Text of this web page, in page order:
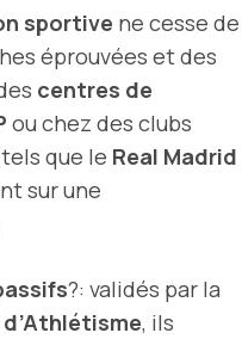
sportive ne cesse de
éprouvées et des
centres de
ou chez des clubs
que le Real Madrid
sur une
?: validés par la
, ils